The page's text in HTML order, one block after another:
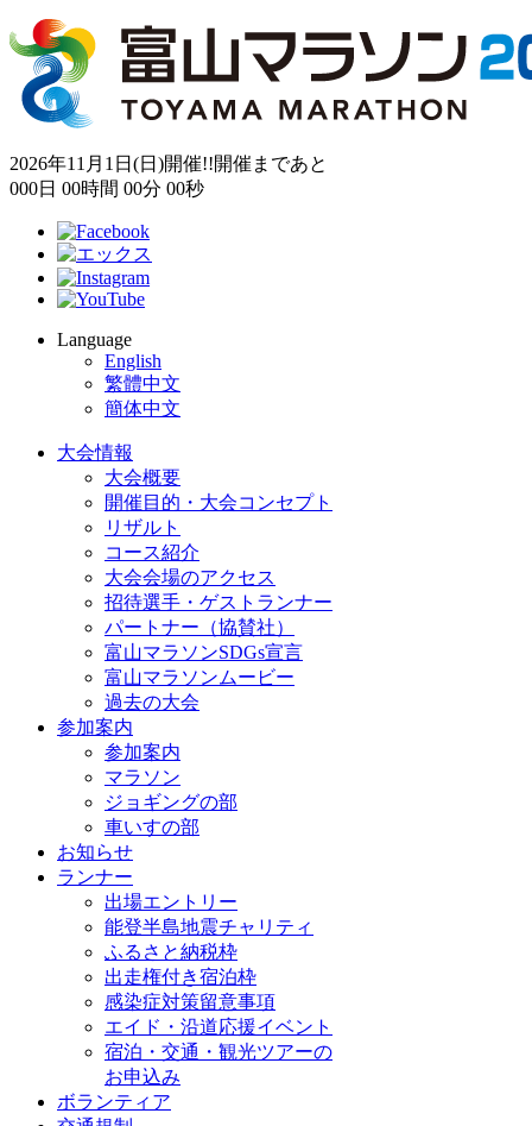
2026年11月1日(日)開催!!開催まであと
000日 00時間 00分 00秒
Language
English
繁體中文
簡体中文
大会情報
大会概要
開催目的・大会コンセプト
リザルト
コース紹介
大会会場のアクセス
招待選手・ゲストランナー
パートナー（協賛社）
富山マラソンSDGs宣言
富山マラソンムービー
過去の大会
参加案内
参加案内
マラソン
ジョギングの部
車いすの部
お知らせ
ランナー
出場エントリー
能登半島地震チャリティ
ふるさと納税枠
出走権付き宿泊枠
感染症対策留意事項
エイド・沿道応援イベント
宿泊・交通・観光ツアーの
お申込み
ボランティア